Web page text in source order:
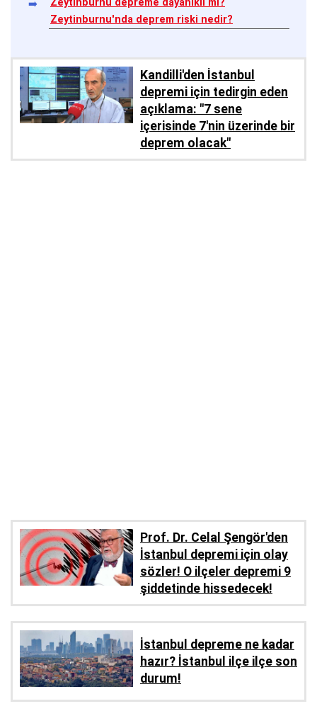
Zeytinburnu depreme dayanıklı mı?
Zeytinburnu'nda deprem riski nedir?
Kandilli'den İstanbul
depremi için tedirgin eden
açıklama: "7 sene
içerisinde 7'nin üzerinde bir
deprem olacak"
Prof. Dr. Celal Şengör'den
İstanbul depremi için olay
sözler! O ilçeler depremi 9
şiddetinde hissedecek!
İstanbul depreme ne kadar
hazır? İstanbul ilçe ilçe son
durum!